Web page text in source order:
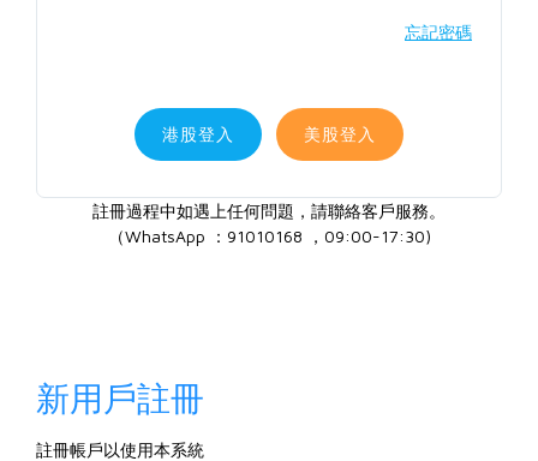
忘記密碼
港股登入 美股登入
註冊過程中如遇上任何問題，請聯絡客戶服務。
（WhatsApp ：91010168 ，09:00-17:30)
新用戶註冊
註冊帳戶以使用本系統